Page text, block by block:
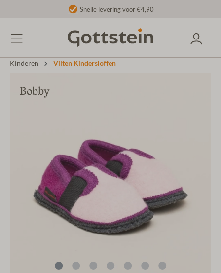
Snelle levering voor €4,90
Kinderen Vilten Kindersloffen
Bobby